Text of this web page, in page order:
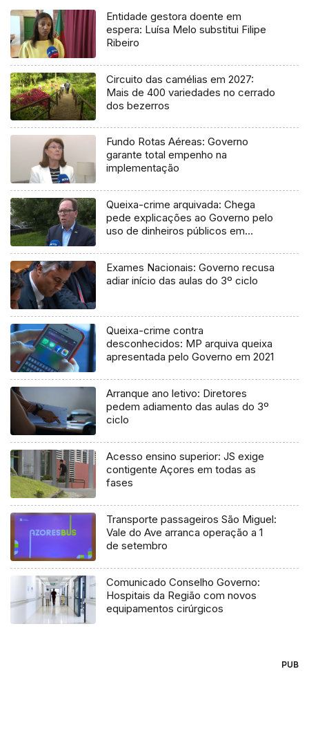
Entidade gestora doente em
espera: Luísa Melo substitui Filipe
Ribeiro
Circuito das camélias em 2027:
Mais de 400 variedades no cerrado
dos bezerros
Fundo Rotas Aéreas: Governo
garante total empenho na
implementação
Queixa-crime arquivada: Chega
pede explicações ao Governo pelo
uso de dinheiros públicos em
Exames Nacionais: Governo recusa
adiar início das aulas do 3º ciclo
Queixa-crime contra
desconhecidos: MP arquiva queixa
apresentada pelo Governo em 2021
Arranque ano letivo: Diretores
pedem adiamento das aulas do 3º
ciclo
Acesso ensino superior: JS exige
contigente Açores em todas as
fases
Transporte passageiros São Miguel:
Vale do Ave arranca operação a 1
de setembro
Comunicado Conselho Governo:
Hospitais da Região com novos
equipamentos cirúrgicos
PUB